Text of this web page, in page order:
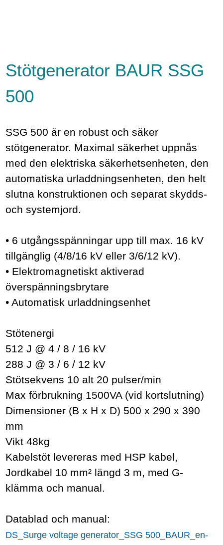
Stötgenerator BAUR SSG
500
SSG 500 är en robust och säker
stötgenerator. Maximal säkerhet uppnås
med den elektriska säkerhetsenheten, den
automatiska urladdningsenheten, den helt
slutna konstruktionen och separat skydds-
och systemjord.
• 6 utgångsspänningar upp till max. 16 kV
tillgänglig (4/8/16 kV eller 3/6/12 kV).
• Elektromagnetiskt aktiverad
överspänningsbrytare
• Automatisk urladdningsenhet
Stötenergi
512 J @ 4 / 8 / 16 kV
288 J @ 3 / 6 / 12 kV
Stötsekvens 10 alt 20 pulser/min
Max förbrukning 1500VA (vid kortslutning)
Dimensioner (B x H x D) 500 x 290 x 390
mm
Vikt 48kg
Kabelstöt levereras med HSP kabel,
Jordkabel 10 mm² längd 3 m, med G-
klämma och manual.
Datablad och manual:
DS_Surge voltage generator_SSG 500_BAUR_en-